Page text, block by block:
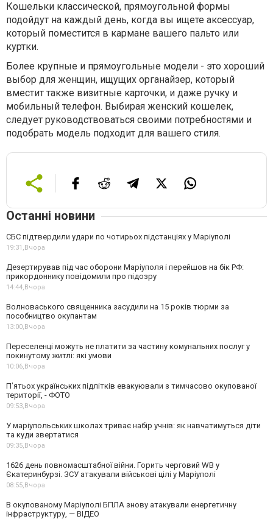
Кошельки классической, прямоугольной формы
подойдут на каждый день, когда вы ищете аксессуар,
который поместится в кармане вашего пальто или
куртки.
Более крупные и прямоугольные модели - это хороший
выбор для женщин, ищущих органайзер, который
вместит также визитные карточки, и даже ручку и
мобильный телефон. Выбирая женский кошелек,
следует руководствоваться своими потребностями и
подобрать модель подходит для вашего стиля.
Останні новини
СБС підтвердили удари по чотирьох підстанціях у Маріуполі
19:31,Вчора
Дезертирував під час оборони Маріуполя і перейшов на бік РФ:
прикордоннику повідомили про підозру
14:44,Вчора
Волноваського священника засудили на 15 років тюрми за
пособництво окупантам
13:00,Вчора
Переселенці можуть не платити за частину комунальних послуг у
покинутому житлі: які умови
10:06,Вчора
П’ятьох українських підлітків евакуювали з тимчасово окупованої
території, - ФОТО
09:53,Вчора
У маріупольських школах триває набір учнів: як навчатимуться діти
та куди звертатися
09:35,Вчора
1626 день повномасштабної війни. Горить черговий WB у
Єкатеринбурзі. ЗСУ атакували військові цілі у Маріуполі
08:55,Вчора
В окупованому Маріуполі БПЛА знову атакували енергетичну
інфраструктуру, — ВІДЕО